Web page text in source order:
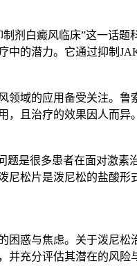
剂白癜风临床”这一话
的潜力。它通过抑制
域的应用备受关注。
，且治疗的效果因人而异
是很多患者在面对激
松片是泼尼松的盐酸
惑与焦虑。关于泼尼
充分评估其潜在的风